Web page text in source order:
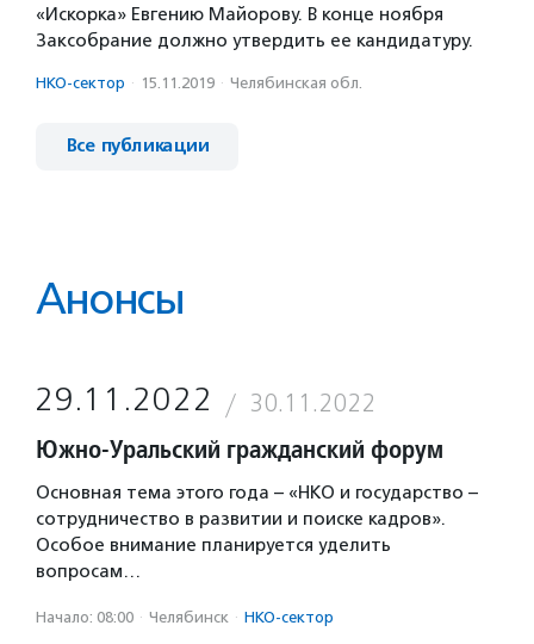
«Искорка» Евгению Майорову. В конце ноября
Заксобрание должно утвердить ее кандидатуру.
НКО-сектор · 15.11.2019 · Челябинская обл.
Все публикации
Анонсы
29.11.2022 30.11.2022
Южно-Уральский гражданский форум
Основная тема этого года – «НКО и государство –
сотрудничество в развитии и поиске кадров».
Особое внимание планируется уделить
вопросам…
Начало: 08:00 · Челябинск · НКО-сектор